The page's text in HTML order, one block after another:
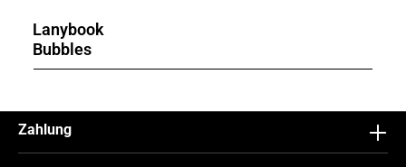
Lanybook
Bubbles
Zahlung